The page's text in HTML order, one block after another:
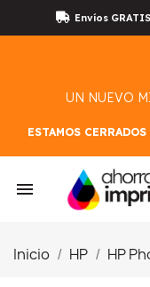
Envíos
UN NUEVO
ESTAMOS
Inicio HP HP